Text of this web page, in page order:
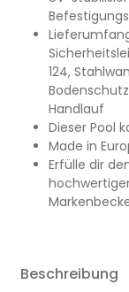
124,
Handlauf
Dieser Pool
Made in
Erfülle dir
Beschreibung